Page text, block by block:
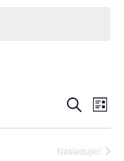
PRO
HLEDÁNÍ
pro
Následující